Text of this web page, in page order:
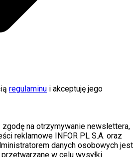
regulaminu i akceptuję jego
na otrzymywanie newslettera,
reklamowe INFOR PL S.A. oraz
danych osobowych jest
przetwarzane w celu wysyłki